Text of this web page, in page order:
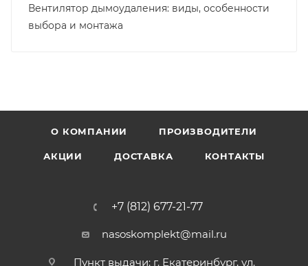
Вентилятор дымоудаления: виды, особенности
выбора и монтажа
О КОМПАНИИ ПРОИЗВОДИТЕЛИ
АКЦИИ ДОСТАВКА КОНТАКТЫ
+7 (812) 677-21-77
nasoskomplekt@mail.ru
Пункт выдачи: г. Екатеринбург, ул.